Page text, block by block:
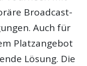
Broadcast-
Auch für
Platzangebot
Lösung. Die